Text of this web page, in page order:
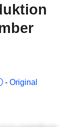
- Original